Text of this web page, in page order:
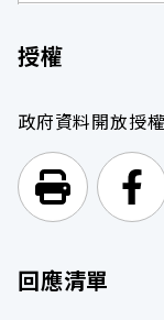
授權
政府資料開放授
列印
回應清單